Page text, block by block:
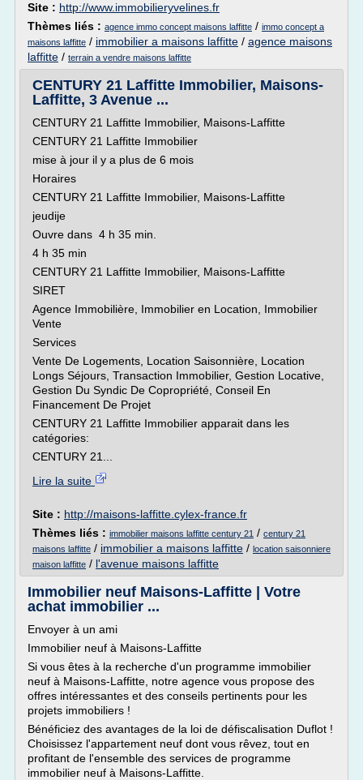
Site : http://www.immobilieryvelines.fr
Thèmes liés : agence immo concept maisons laffitte / immo concept a
maisons laffitte / immobilier a maisons laffitte / agence maisons
laffitte / terrain a vendre maisons laffitte
CENTURY 21 Laffitte Immobilier, Maisons-
Laffitte, 3 Avenue ...
CENTURY 21 Laffitte Immobilier, Maisons-Laffitte
CENTURY 21 Laffitte Immobilier
mise à jour il y a plus de 6 mois
Horaires
CENTURY 21 Laffitte Immobilier, Maisons-Laffitte
jeudije
Ouvre dans 4 h 35 min.
4 h 35 min
CENTURY 21 Laffitte Immobilier, Maisons-Laffitte
SIRET
Agence Immobilière, Immobilier en Location, Immobilier
Vente
Services
Vente De Logements, Location Saisonnière, Location
Longs Séjours, Transaction Immobilier, Gestion Locative,
Gestion Du Syndic De Copropriété, Conseil En
Financement De Projet
CENTURY 21 Laffitte Immobilier apparait dans les
catégories:
CENTURY 21...
Lire la suite
Site : http://maisons-laffitte.cylex-france.fr
Thèmes liés : immobilier maisons laffitte century 21 / century 21
maisons laffitte / immobilier a maisons laffitte / location saisonniere
maison laffitte / l'avenue maisons laffitte
Immobilier neuf Maisons-Laffitte | Votre
achat immobilier ...
Envoyer à un ami
Immobilier neuf à Maisons-Laffitte
Si vous êtes à la recherche d'un programme immobilier
neuf à Maisons-Laffitte, notre agence vous propose des
offres intéressantes et des conseils pertinents pour les
projets immobiliers !
Bénéficiez des avantages de la loi de défiscalisation Duflot !
Choisissez l'appartement neuf dont vous rêvez, tout en
profitant de l'ensemble des services de programme
immobilier neuf à Maisons-Laffitte.